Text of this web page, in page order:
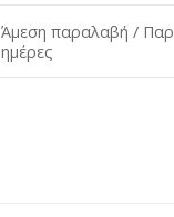
Άμεση παραλαβή /
ημέρες